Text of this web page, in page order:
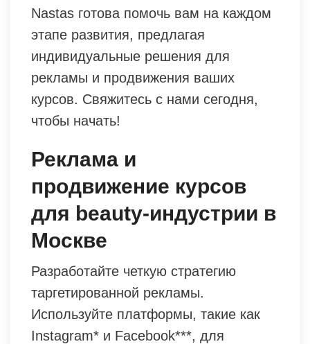
Nastas готова помочь вам на каждом
этапе развития, предлагая
индивидуальные решения для
рекламы и продвижения ваших
курсов. Свяжитесь с нами сегодня,
чтобы начать!
Реклама и
продвижение курсов
для beauty-индустрии в
Москве
Разработайте четкую стратегию
таргетированной рекламы.
Используйте платформы, такие как
Instagram* и Facebook***, для